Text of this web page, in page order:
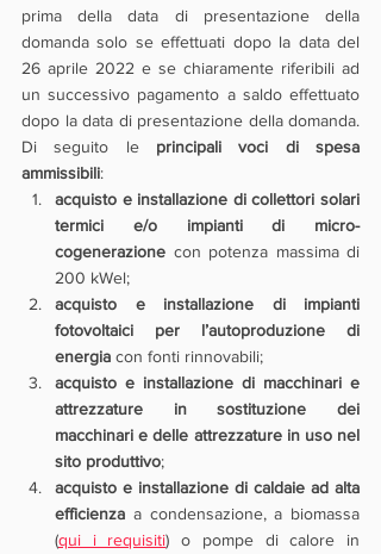
prima della data di presentazione della
domanda solo se effettuati dopo la data del
26 aprile 2022 e se chiaramente riferibili ad
un successivo pagamento a saldo effettuato
dopo la data di presentazione della domanda.
Di seguito le principali voci di spesa
ammissibili:
acquisto e installazione di collettori solari
termici e/o impianti di micro-
cogenerazione con potenza massima di
200 kWel;
acquisto e installazione di impianti
fotovoltaici per l’autoproduzione di
energia con fonti rinnovabili;
acquisto e installazione di macchinari e
attrezzature in sostituzione dei
macchinari e delle attrezzature in uso nel
sito produttivo;
acquisto e installazione di caldaie ad alta
efficienza a condensazione, a biomassa
(qui i requisiti) o pompe di calore in